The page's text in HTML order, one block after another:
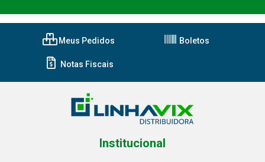
Meus Pedidos Boletos
Notas Fiscais
Institucional